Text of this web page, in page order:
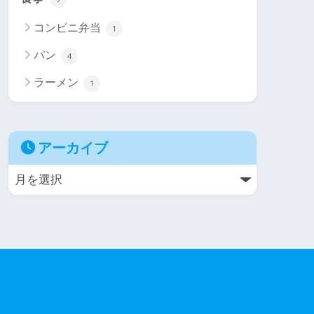
コンビニ弁当 1
パン 4
ラーメン 1
アーカイブ